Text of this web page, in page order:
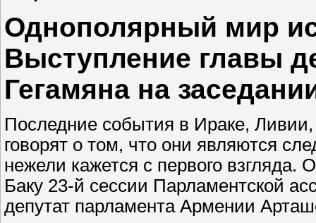
Однополярный мир
Выступление главы
Гегамяна на
Последние события в Ираке,
говорят о том, что они являются
нежели кажется с первого взгляда.
Баку 23-й сессии Парламентской
депутат парламента Армении